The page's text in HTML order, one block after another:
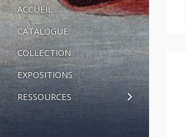
ACCUEIL
CATALOGUE
COLLECTION
EXPOSITIONS
RESSOURCES